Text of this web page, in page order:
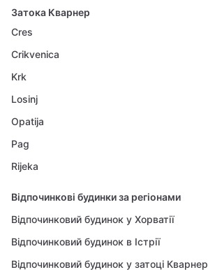
Затока Кварнер
Cres
Crikvenica
Krk
Losinj
Opatija
Pag
Rijeka
Відпочинкові будинки за регіонами
Відпочинковий будинок у Хорватії
Відпочинковий будинок в Істрії
Відпочинковий будинок у затоці Кварнер